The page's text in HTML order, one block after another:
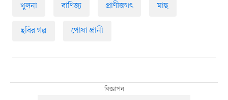
খুলনা বাণিজ্য প্রাণীজগৎ মাছ
ছবির গল্প পোষা প্রানী